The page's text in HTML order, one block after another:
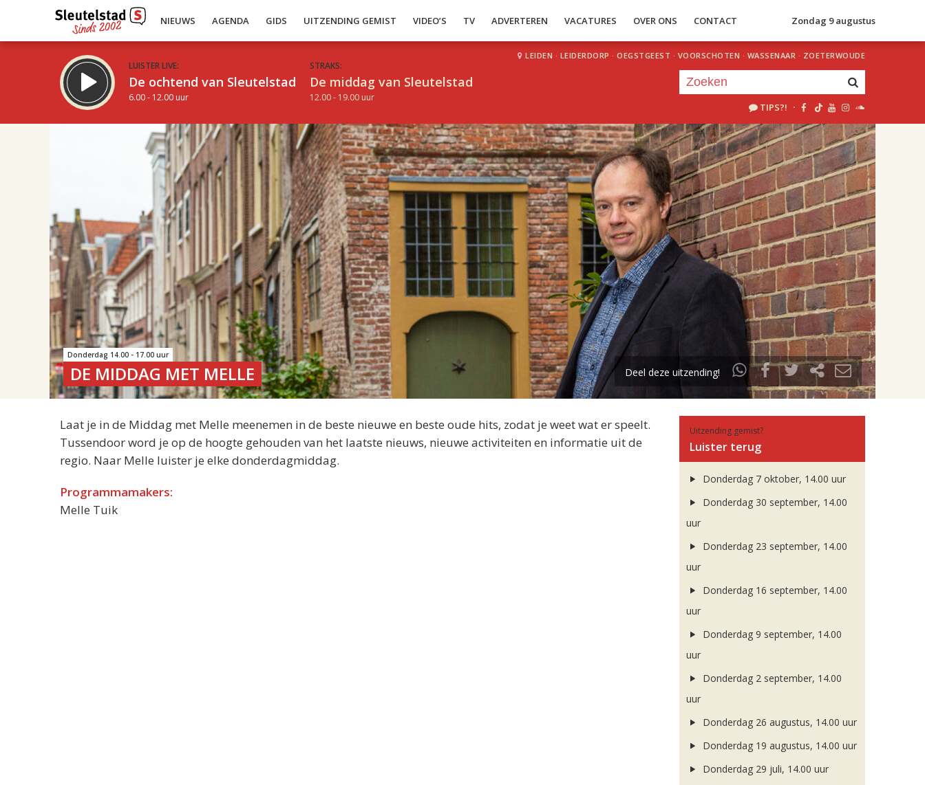
NIEUWS AGENDA GIDS UITZENDING GEMIST VIDEO’S TV ADVERTEREN VACATURES OVER ONS CONTACT Zondag 9 augustus
LUISTER LIVE:
De ochtend van Sleutelstad
6.00 - 12.00 uur
STRAKS:
De middag van Sleutelstad
12.00 - 19.00 uur
LEIDEN · LEIDERDORP · OEGSTGEEST · VOORSCHOTEN · WASSENAAR · ZOETERWOUDE
TIPS?! ·
15.00
Je luistert nu naar
uur 1 van 3
«Vorig uur Volgend uur»
Donderdag 14.00 - 17.00 uur
DE MIDDAG MET MELLE Deel deze uitzending!
Laat je in de Middag met Melle meenemen in de beste nieuwe en beste oude hits, zodat je weet wat er speelt.
Tussendoor word je op de hoogte gehouden van het laatste nieuws, nieuwe activiteiten en informatie uit de
regio. Naar Melle luister je elke donderdagmiddag.
Programmamakers:
Melle Tuik
Uitzending gemist?
Luister terug
Donderdag 7 oktober, 14.00 uur
Donderdag 30 september, 14.00
uur
Donderdag 23 september, 14.00
uur
Donderdag 16 september, 14.00
uur
Donderdag 9 september, 14.00
uur
Donderdag 2 september, 14.00
uur
Donderdag 26 augustus, 14.00 uur
Donderdag 19 augustus, 14.00 uur
Donderdag 29 juli, 14.00 uur